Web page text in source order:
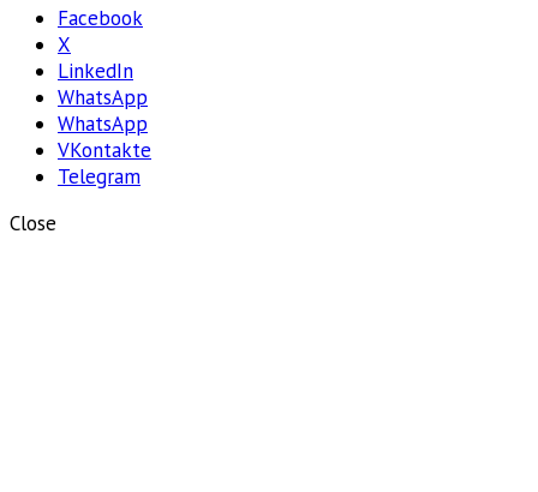
Facebook
X
LinkedIn
WhatsApp
WhatsApp
VKontakte
Telegram
Close